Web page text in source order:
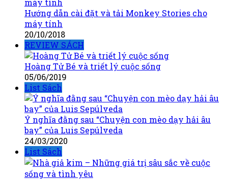
Hướng dẫn cài đặt và tải Monkey Stories cho
máy tính
20/10/2018
REVIEW SÁCH
Hoàng Tử Bé và triết lý cuộc sống
05/06/2019
List Sách
Ý nghĩa đằng sau “Chuyện con mèo dạy hải âu
bay” của Luis Sepúlveda
24/03/2020
List Sách